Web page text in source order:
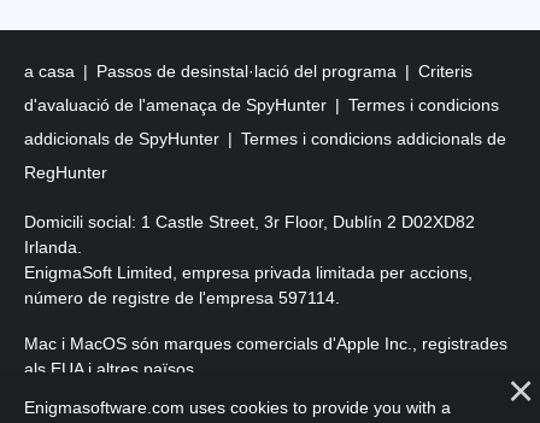
a casa Passos de desinstal·lació del programa
Criteris
d'avaluació de l'amenaça de SpyHunter
Termes i condicions
addicionals de SpyHunter
Termes i condicions addicionals de
RegHunter
Domicili social: 1 Castle Street, 3r Floor, Dublín 2 D02XD82
Irlanda.
EnigmaSoft Limited, empresa privada limitada per accions,
número de registre de l'empresa 597114.
Mac i MacOS són marques comercials d'Apple Inc., registrades
als EUA i altres països.
Copyright 2016-2025 . EnigmaSoft Ltd. Tots els drets reservats.
Enigmasoftware.com uses cookies to provide you with a